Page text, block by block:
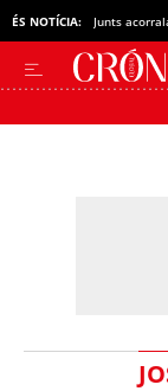
ÉS NOTÍCIA: Junts